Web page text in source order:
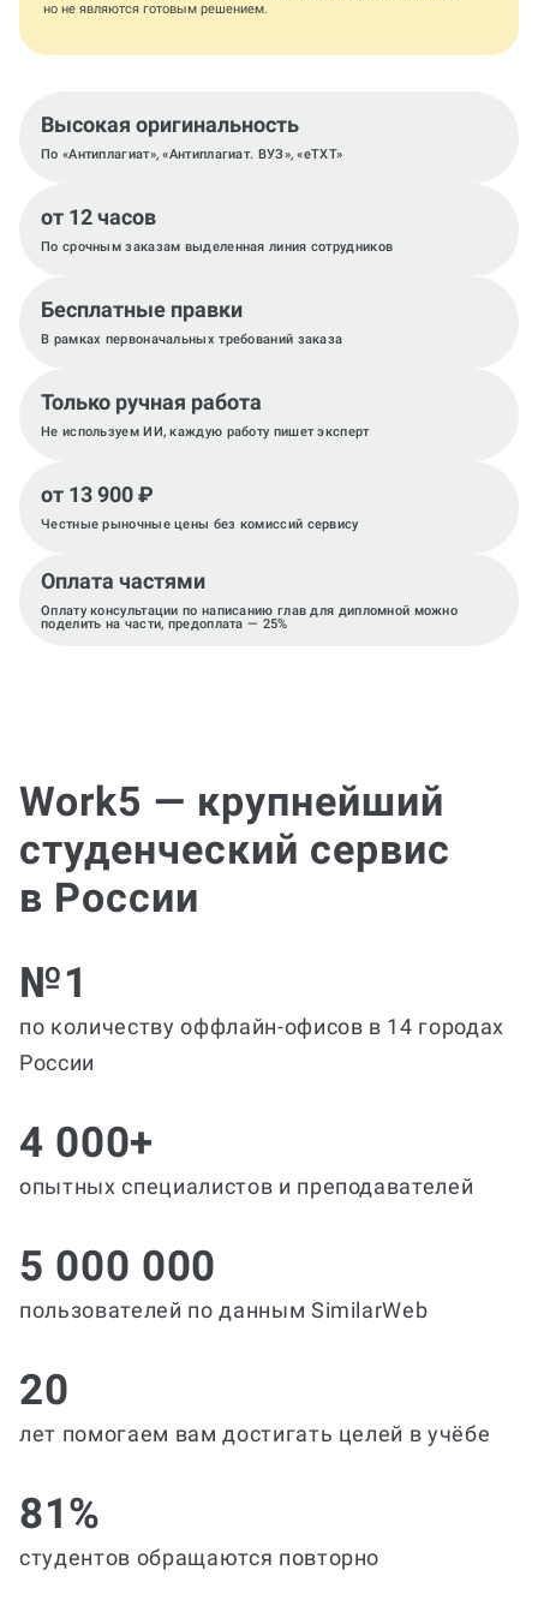
но не являются готовым решением.
Высокая оригинальность
По «Антиплагиат», «Антиплагиат. ВУЗ», «eTXT»
от 12 часов
По срочным заказам выделенная линия сотрудников
Бесплатные правки
В рамках первоначальных требований заказа
Только ручная работа
Не используем ИИ, каждую работу пишет эксперт
от 13 900 ₽
Честные рыночные цены без комиссий сервису
Оплата частями
Оплату консультации по написанию глав для дипломной можно
поделить на части, предоплата — 25%
Work5 — крупнейший
студенческий сервис
в России
№1
по количеству оффлайн-офисов в 14 городах
России
4 000+
опытных специалистов и преподавателей
5 000 000
пользователей по данным SimilarWeb
20
лет помогаем вам достигать целей в учёбе
81%
студентов обращаются повторно